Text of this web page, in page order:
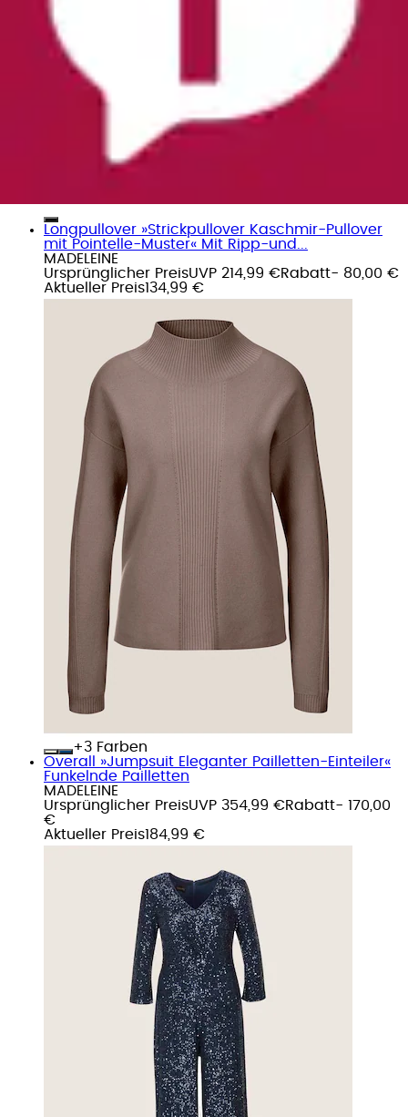
Longpullover »Strickpullover Kaschmir-Pullover
mit Pointelle-Muster« Mit Ripp-und...
MADELEINE
Ursprünglicher PreisUVP 214,99 €Rabatt- 80,00 €
Aktueller Preis134,99 €
+
Farben
Overall »Jumpsuit Eleganter Pailletten-Einteiler«
Funkelnde Pailletten
MADELEINE
Ursprünglicher PreisUVP 354,99 €Rabatt- 170,00
€
Aktueller Preis184,99 €